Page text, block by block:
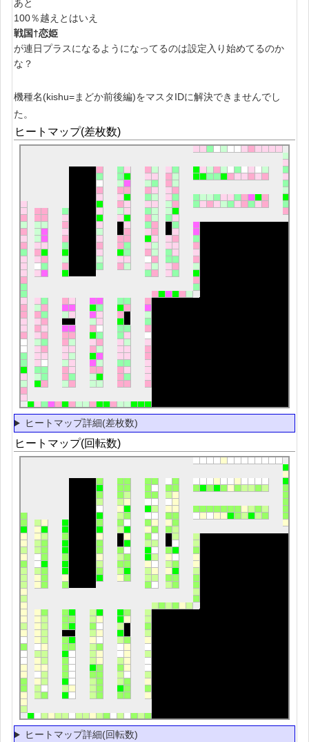
あと
100％越えとはいえ
戦国†恋姫
が連日プラスになるようになってるのは設定入り始めてるのか
な？
機種名(kishu=まどか前後編)をマスタIDに解決できませんでし
た。
ヒートマップ(差枚数)
ヒートマップ詳細(差枚数)
ヒートマップ(回転数)
ヒートマップ詳細(回転数)